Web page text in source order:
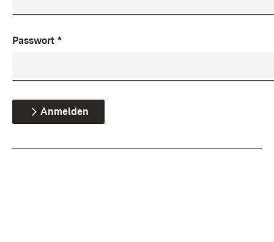
Passwort *
Anmelden